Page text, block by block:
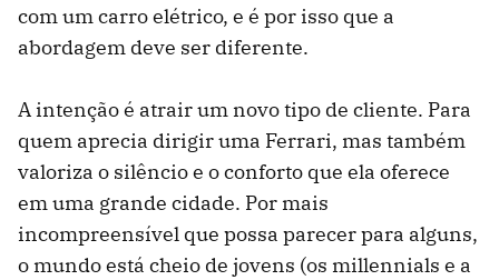
com um carro elétrico, e é por isso que a
abordagem deve ser diferente.
A intenção é atrair um novo tipo de cliente. Para
quem aprecia dirigir uma Ferrari, mas também
valoriza o silêncio e o conforto que ela oferece
em uma grande cidade. Por mais
incompreensível que possa parecer para alguns,
o mundo está cheio de jovens (os millennials e a